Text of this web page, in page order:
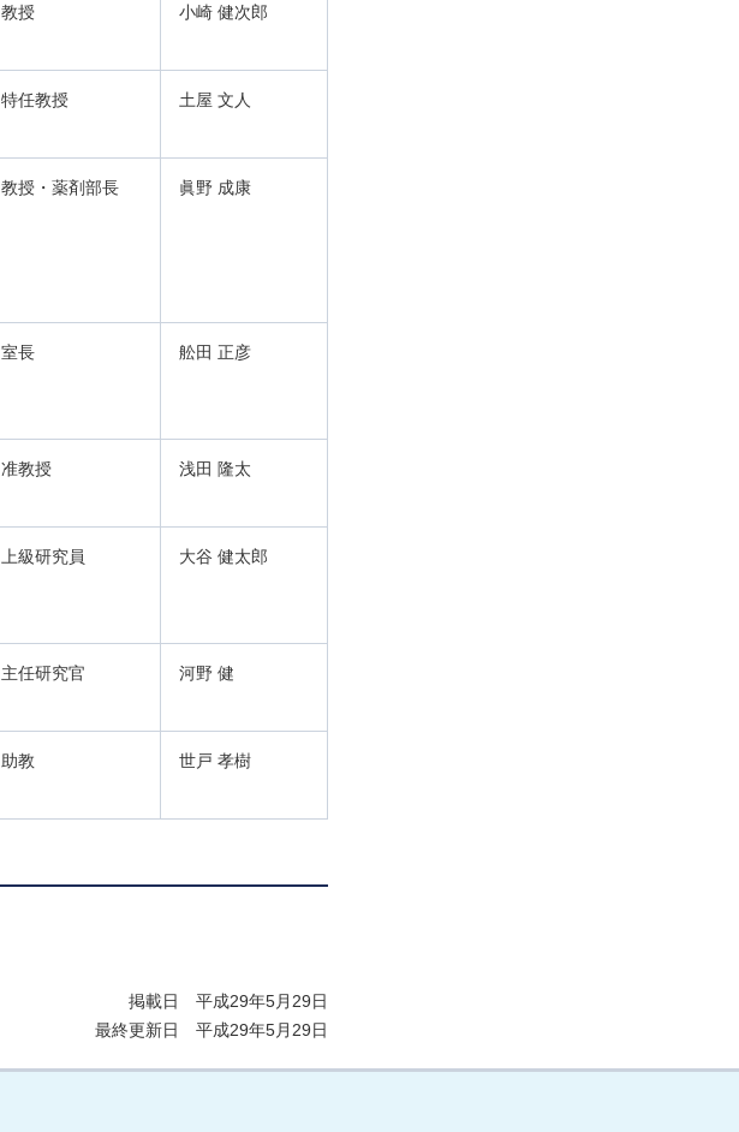
教授 小崎 健次郎
特任教授 土屋 文人
教授・薬剤部長 眞野 成康
室長 舩田 正彦
准教授 浅田 隆太
上級研究員 大谷 健太郎
主任研究官 河野 健
助教 世戸 孝樹
掲載日 平成29年5月29日
最終更新日 平成29年5月29日